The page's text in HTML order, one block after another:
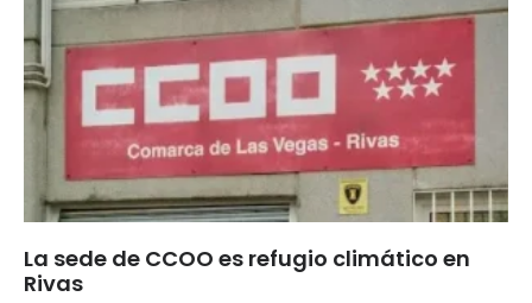
La sede de CCOO es refugio climático en
Rivas